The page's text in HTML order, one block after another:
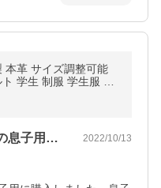
本革 サイズ調整可能
学生 制服 学生服 ベ
シンプルで本革なので、高1の息子用に購… 2022/10/13